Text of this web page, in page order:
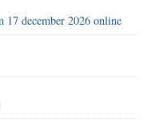
december 2026 online